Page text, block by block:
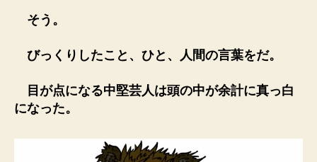
そう。
びっくりしたこと、ひと、人間の言葉をだ。
目が点になる中堅芸人は頭の中が余計に真っ白
になった。